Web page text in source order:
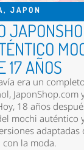
, JAPON
17 AÑOS
era un
JaponShop.com
18 años
mochi auténtico
adaptadas
la moda.